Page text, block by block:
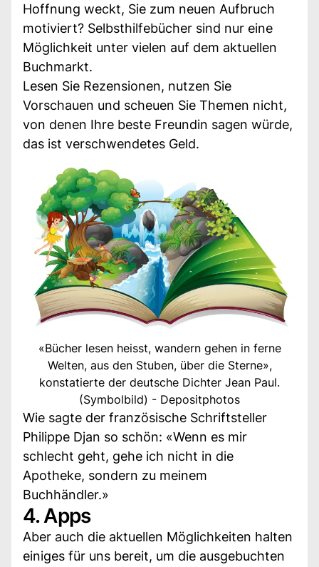
Hoffnung weckt, Sie zum neuen Aufbruch
motiviert? Selbsthilfebücher sind nur eine
Möglichkeit unter vielen auf dem aktuellen
Buchmarkt.
Lesen Sie Rezensionen, nutzen Sie
Vorschauen und scheuen Sie Themen nicht,
von denen Ihre beste Freundin sagen würde,
das ist verschwendetes Geld.
«Bücher lesen heisst, wandern gehen in ferne
Welten, aus den Stuben, über die Sterne»,
konstatierte der deutsche Dichter Jean Paul.
(Symbolbild) - Depositphotos
Wie sagte der französische Schriftsteller
Philippe Djan so schön: «Wenn es mir
schlecht geht, gehe ich nicht in die
Apotheke, sondern zu meinem
Buchhändler.»
4. Apps
Aber auch die aktuellen Möglichkeiten halten
einiges für uns bereit, um die ausgebuchten